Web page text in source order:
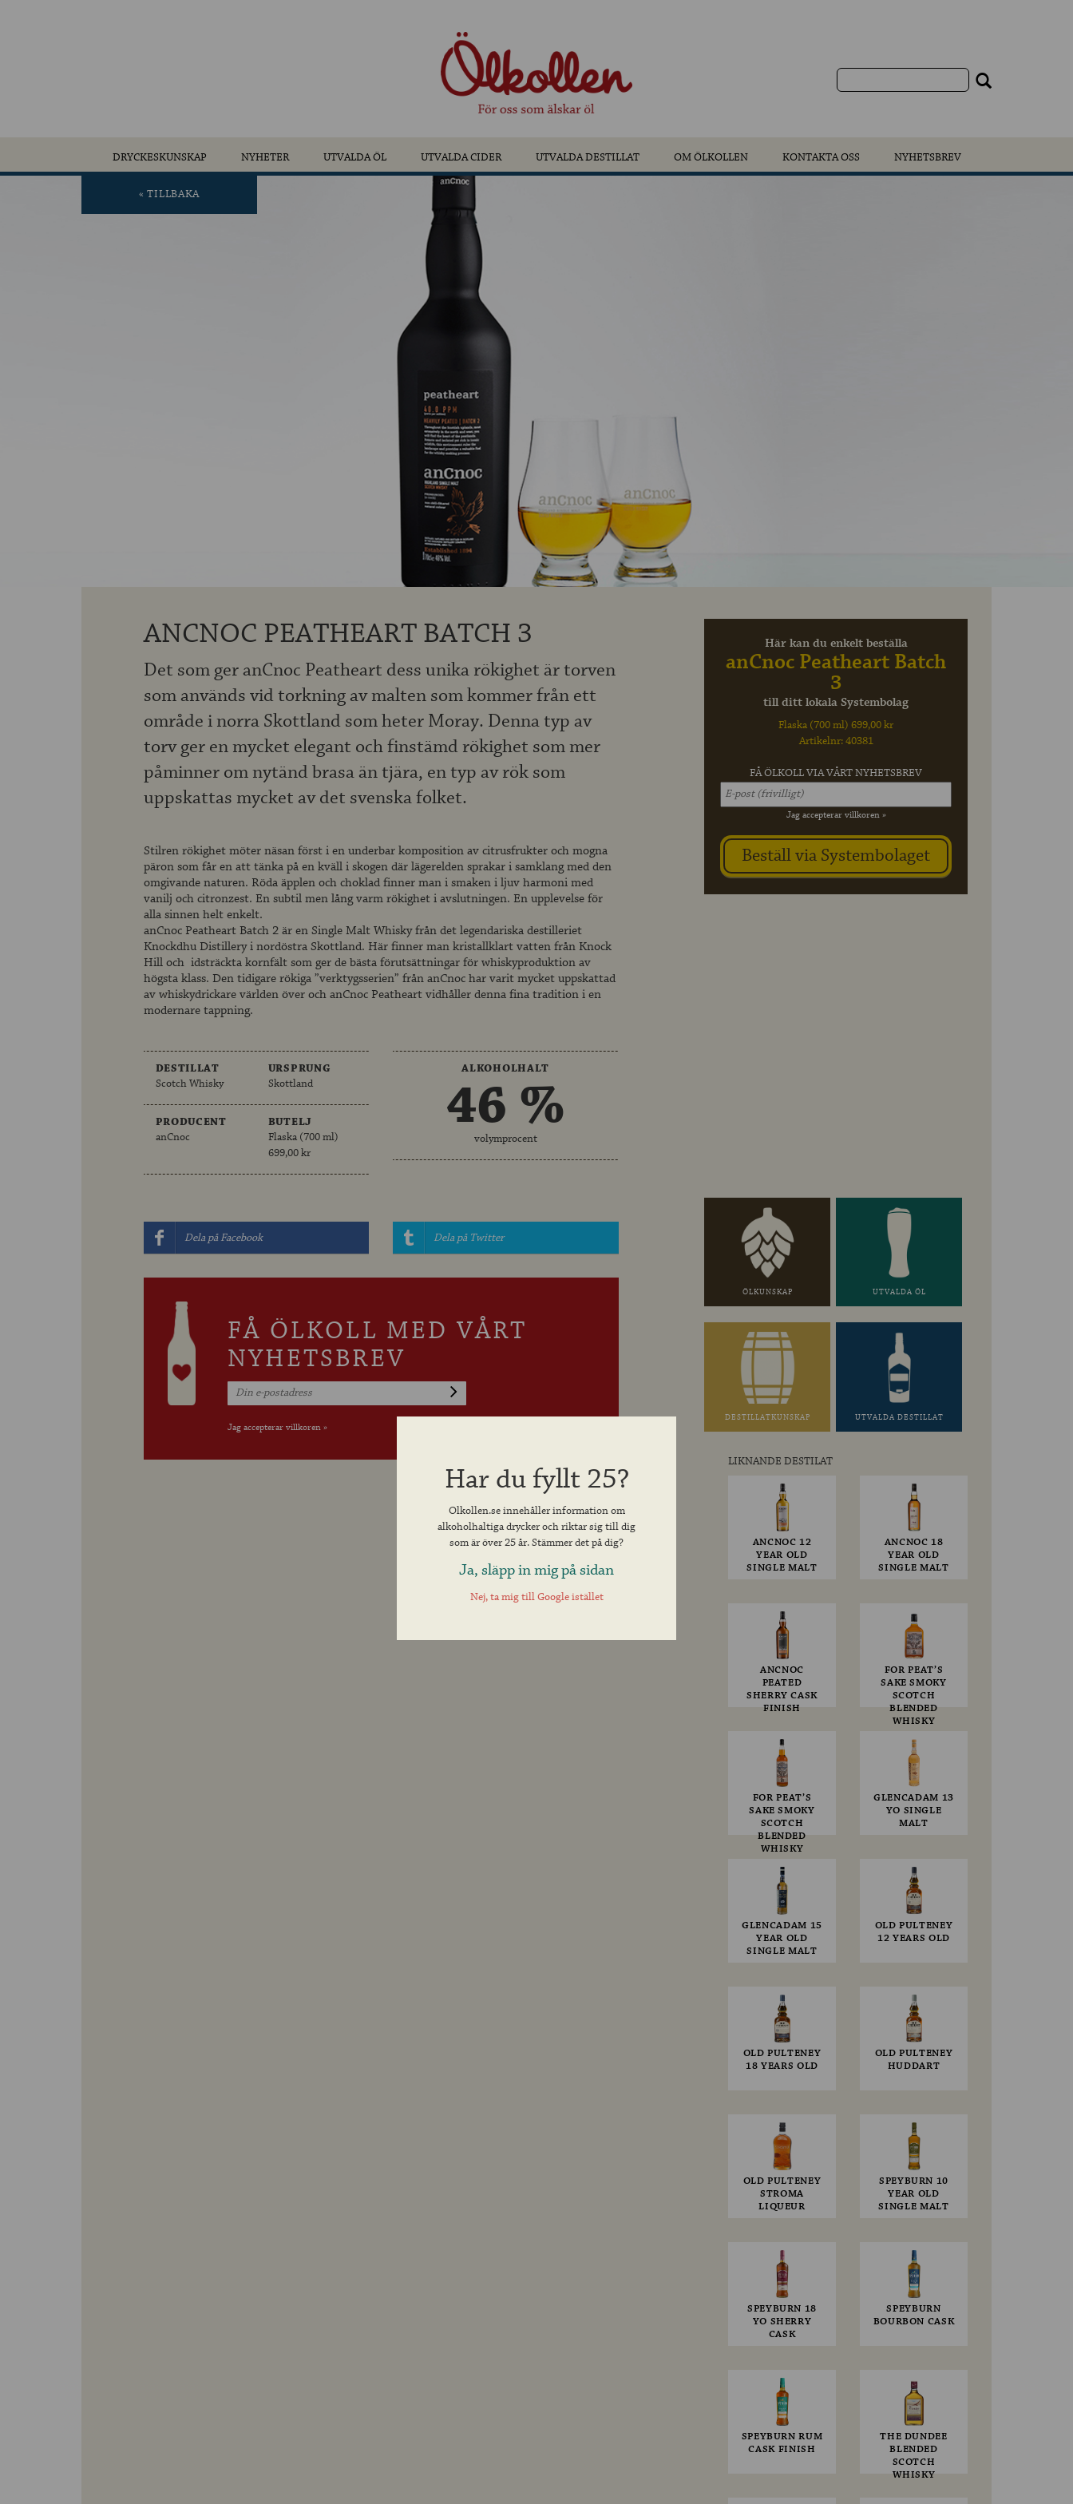
DRYCKESKUNSKAP NYHETER UTVALDA ÖL UTVALDA CIDER UTVALDA DESTILLAT OM ÖLKOLLEN KONTAKTA OSS NYHETSBREV
« TILLBAKA
ANCNOC PEATHEART BATCH 3
Det som ger anCnoc Peatheart dess unika rökighet är torven
som används vid torkning av malten som kommer från ett
område i norra Skottland som heter Moray. Denna typ av
torv ger en mycket elegant och finstämd rökighet som mer
påminner om nytänd brasa än tjära, en typ av rök som
uppskattas mycket av det svenska folket.
Stilren rökighet möter näsan först i en underbar komposition av citrusfrukter och mogna
päron som får en att tänka på en kväll i skogen där lägerelden sprakar i samklang med den
omgivande naturen. Röda äpplen och choklad finner man i smaken i ljuv harmoni med
vanilj och citronzest. En subtil men lång varm rökighet i avslutningen. En upplevelse för
alla sinnen helt enkelt.
anCnoc Peatheart Batch 2 är en Single Malt Whisky från det legendariska destilleriet
Knockdhu Distillery i nordöstra Skottland. Här finner man kristallklart vatten från Knock
Hill och idsträckta kornfält som ger de bästa förutsättningar för whiskyproduktion av
högsta klass. Den tidigare rökiga ”verktygsserien” från anCnoc har varit mycket uppskattad
av whiskydrickare världen över och anCnoc Peatheart vidhåller denna fina tradition i en
modernare tappning.
DESTILLAT
Scotch Whisky
URSPRUNG
Skottland
PRODUCENT
anCnoc
BUTELJ
Flaska (700 ml)
699,00 kr
ALKOHOLHALT
46 %
volymprocent
Här kan du enkelt beställa
anCnoc Peatheart Batch
3
till ditt lokala Systembolag
Flaska (700 ml) 699,00 kr
Artikelnr: 40381
FÅ ÖLKOLL VIA VÅRT NYHETSBREV
Jag accepterar villkoren »
Dela på Facebook Dela på Twitter
FÅ ÖLKOLL MED VÅRT
NYHETSBREV
Jag accepterar villkoren »
ÖLKUNSKAP UTVALDA ÖL
DESTILLATKUNSKAP UTVALDA DESTILLAT
LIKNANDE DESTILAT
ANCNOC 12
YEAR OLD
SINGLE MALT
ANCNOC 18
YEAR OLD
SINGLE MALT
ANCNOC
PEATED
SHERRY CASK
FINISH
FOR PEAT’S
SAKE SMOKY
SCOTCH
BLENDED
WHISKY
FOR PEAT’S
SAKE SMOKY
SCOTCH
BLENDED
WHISKY
GLENCADAM 13
YO SINGLE
MALT
GLENCADAM 15
YEAR OLD
SINGLE MALT
OLD PULTENEY
12 YEARS OLD
OLD PULTENEY
18 YEARS OLD
OLD PULTENEY
HUDDART
OLD PULTENEY
STROMA
LIQUEUR
SPEYBURN 10
YEAR OLD
SINGLE MALT
SPEYBURN 18
YO SHERRY
CASK
SPEYBURN
BOURBON CASK
SPEYBURN RUM
CASK FINISH
THE DUNDEE
BLENDED
SCOTCH
WHISKY
Har du fyllt 25?
Olkollen.se innehåller information om
alkoholhaltiga drycker och riktar sig till dig
som är över 25 år. Stämmer det på dig?
Ja, släpp in mig på sidan
Nej, ta mig till Google istället